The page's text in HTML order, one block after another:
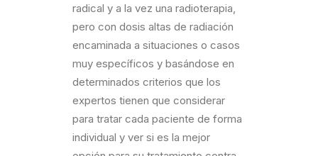
radical y a la vez una radioterapia,
pero con dosis altas de radiación
encaminada a situaciones o casos
muy específicos y basándose en
determinados criterios que los
expertos tienen que considerar
para tratar cada paciente de forma
individual y ver si es la mejor